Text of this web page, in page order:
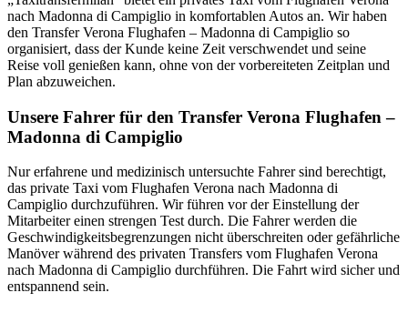
nach Madonna di Campiglio in komfortablen Autos an. Wir haben
den Transfer Verona Flughafen – Madonna di Campiglio so
organisiert, dass der Kunde keine Zeit verschwendet und seine
Reise voll genießen kann, ohne von der vorbereiteten Zeitplan und
Plan abzuweichen.
Unsere Fahrer für den Transfer Verona Flughafen –
Madonna di Campiglio
Nur erfahrene und medizinisch untersuchte Fahrer sind berechtigt,
das private Taxi vom Flughafen Verona nach Madonna di
Campiglio durchzuführen. Wir führen vor der Einstellung der
Mitarbeiter einen strengen Test durch. Die Fahrer werden die
Geschwindigkeitsbegrenzungen nicht überschreiten oder gefährliche
Manöver während des privaten Transfers vom Flughafen Verona
nach Madonna di Campiglio durchführen. Die Fahrt wird sicher und
entspannend sein.